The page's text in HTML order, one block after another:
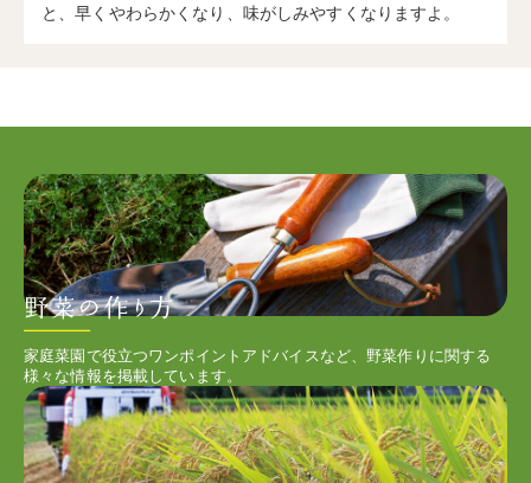
と、早くやわらかくなり、味がしみやすくなりますよ。
家庭菜園で役立つワンポイントアドバイスなど、野菜作りに関する
様々な情報を掲載しています。